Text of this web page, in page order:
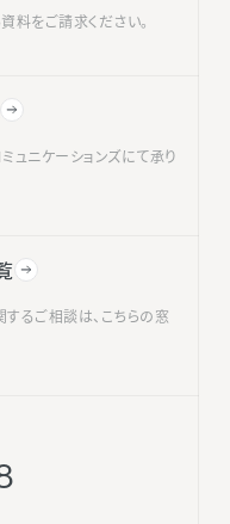
料をご請求ください。
ュニケーションズにて承り
するご相談は、こちらの窓